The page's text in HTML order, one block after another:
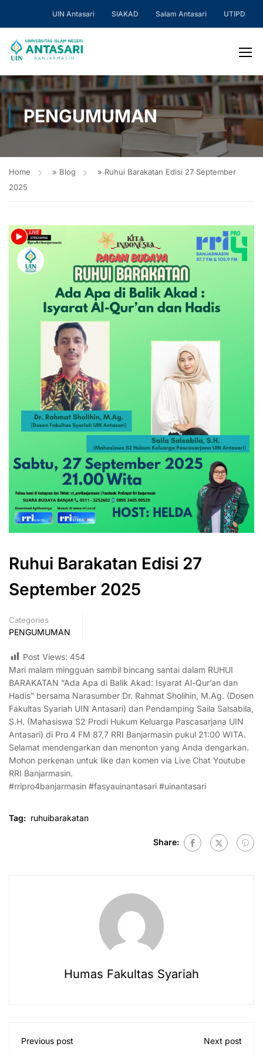
UIN Antasari SIAKAD Salam Antasari UTIPD
PENGUMUMAN
Home » Blog » Ruhui Barakatan Edisi 27 September
2025
Ruhui Barakatan Edisi 27
September 2025
Categories
PENGUMUMAN
Post Views: 454
Mari malam mingguan sambil bincang santai dalam RUHUI
BARAKATAN “Ada Apa di Balik Akad: Isyarat Al-Qur’an dan
Hadis” bersama Narasumber Dr. Rahmat Sholihin, M.Ag. (Dosen
Fakultas Syariah UIN Antasari) dan Pendamping Saila Salsabila,
S.H. (Mahasiswa S2 Prodi Hukum Keluarga Pascasarjana UIN
Antasari) di Pro 4 FM 87,7 RRI Banjarmasin pukul 21:00 WITA.
Selamat mendengarkan dan menonton yang Anda dengarkan.
Mohon perkenan untuk like dan komen via Live Chat Youtube
RRI Banjarmasin.
#rripro4banjarmasin #fasyauinantasari #uinantasari
Tag: ruhuibarakatan
Share:
Humas Fakultas Syariah
Previous post Next post